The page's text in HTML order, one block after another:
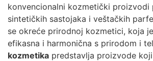
konvencionalni kozmetički proizvodi
sintetičkih sastojaka i veštačkih
se okreće prirodnoj kozmetici, koja
efikasna i harmonična s prirodom i
kozmetika predstavlja proizvode